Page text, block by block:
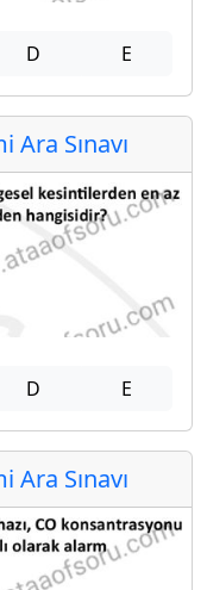
D E
Sınavı
D E
Sınavı